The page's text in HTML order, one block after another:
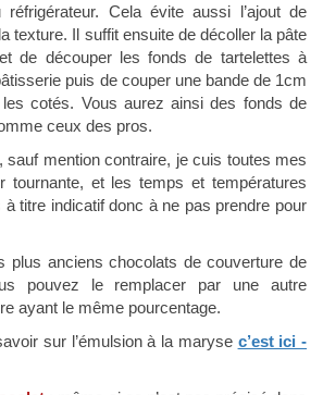
Cela évite aussi l’ajout de
texture. Il suffit ensuite de décoller la pâte
de découper les fonds de tartelettes à
puis de couper une bande de 1cm
cotés. Vous aurez ainsi des fonds de
ceux des pros.
sauf mention contraire, je cuis toutes mes
tournante, et les temps et températures
titre indicatif donc à ne pas prendre pour
plus anciens chocolats de couverture de
pouvez le remplacer par une autre
ayant le même pourcentage.
sur l’émulsion à la maryse c’est ici -